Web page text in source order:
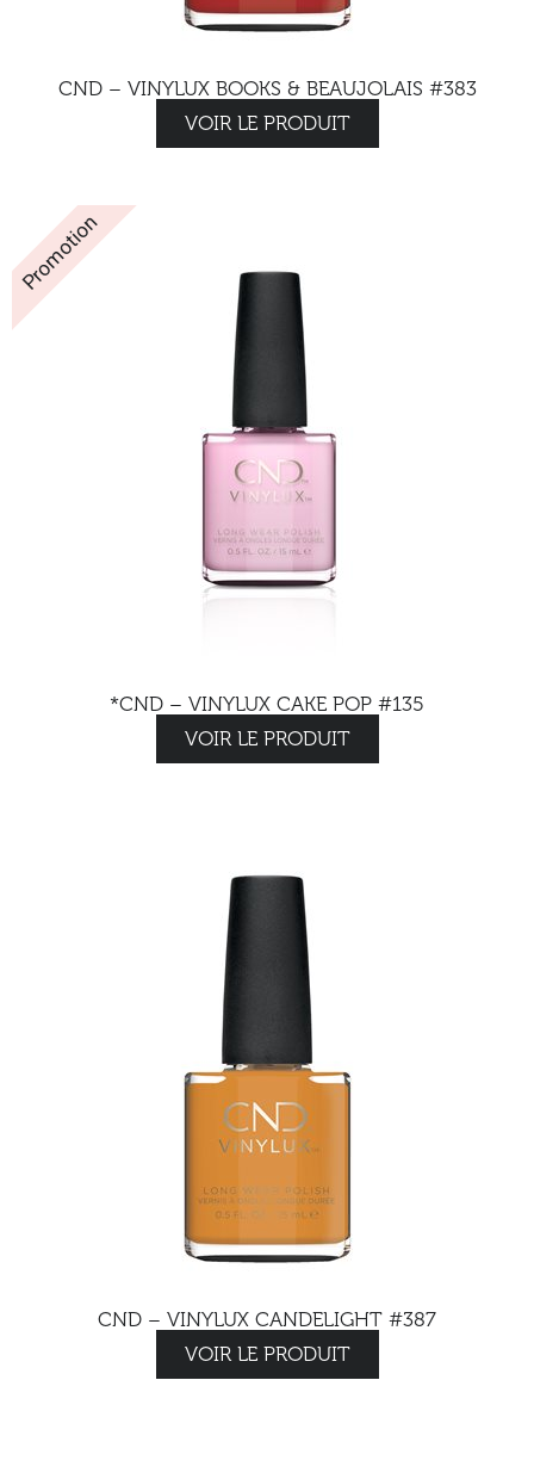
CND – VINYLUX BOOKS & BEAUJOLAIS #383
VOIR LE PRODUIT
Promotion
*CND – VINYLUX CAKE POP #135
VOIR LE PRODUIT
CND – VINYLUX CANDELIGHT #387
VOIR LE PRODUIT